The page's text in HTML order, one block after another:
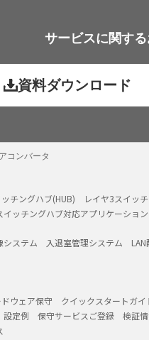
サービスに関す
資料ダウンロード
コンバータ
ッチングハブ(HUB) レイヤ3スイッ
イッチングハブ対応アプリケーション
システム 入退室管理システム
ウェア保守 クイックスタートガイ
設定例 保守サービスご登録 検証